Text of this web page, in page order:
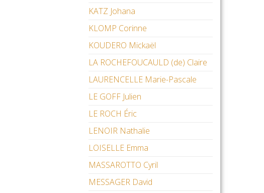
KATZ Johana
KLOMP Corinne
KOUDERO Mickaël
LA ROCHEFOUCAULD (de) Claire
LAURENCELLE Marie-Pascale
LE GOFF Julien
LE ROCH Éric
LENOIR Nathalie
LOISELLE Emma
MASSAROTTO Cyril
MESSAGER David